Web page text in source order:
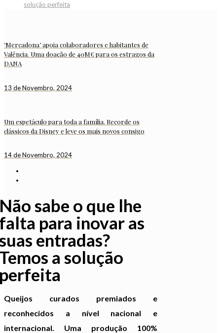
solução perfeita
‘Mercadona’ apoia colaboradores e habitantes de
Valência. Uma doação de 40M€ para os estragos da
DANA
13 de Novembro, 2024
Um espetáculo para toda a família. Recorde os
clássicos da Disney e leve os mais novos consigo
14 de Novembro, 2024
sabe o que lhe
para inovar as
entradas?
a solução
Queijos curados premiados e
reconhecidos a nível nacional e
internacional. Uma produção 100%